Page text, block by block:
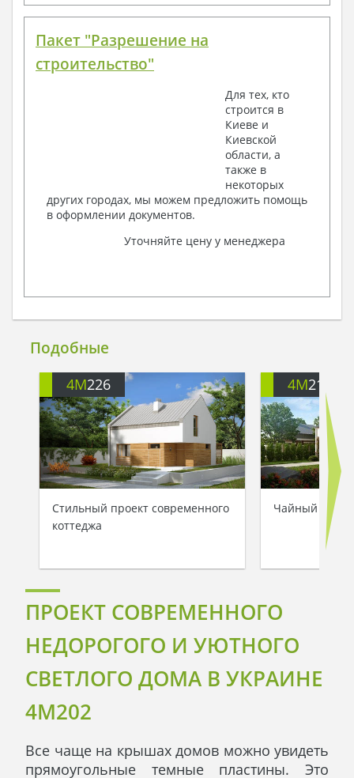
Пакет "Разрешение на
строительство"
Для тех, кто
строится в
Киеве и
Киевской
области, а
также в
некоторых
других городах, мы можем предложить помощь
в оформлении документов.
Уточняйте цену у менеджера
Подобные
4M226
Стильный проект современного
коттеджа
4M210
Чайный домик
ПРОЕКТ СОВРЕМЕННОГО
НЕДОРОГОГО И УЮТНОГО
СВЕТЛОГО ДОМА В УКРАИНЕ
4M202
Все чаще на крышах домов можно увидеть
прямоугольные темные пластины. Это